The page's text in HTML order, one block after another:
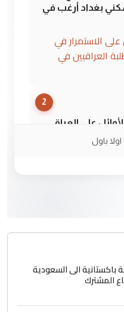
بغداد أرغب في
الاستمرار في
للطلبة العراقيين في
2
على العراق
في العتبات
ولامصلحة فيه
الصائب يكون بعد
مستشفى الكرخ
باول
الى السعودية
المشترك